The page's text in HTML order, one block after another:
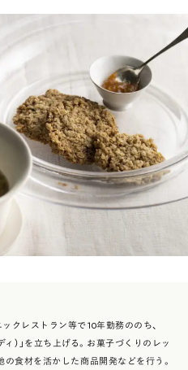
クレストラン等で10年勤務ののち、
）」を立ち上げる。お菓子づくりのレッ
の食材を活かした商品開発などを行う。